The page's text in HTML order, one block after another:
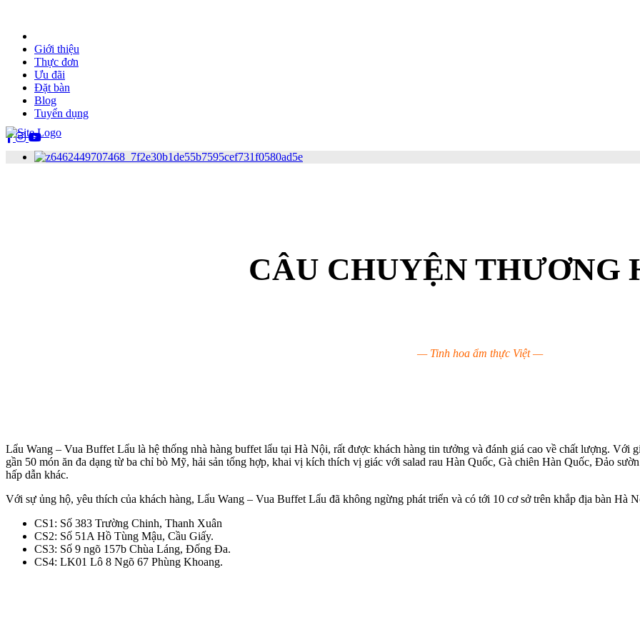
Giới thiệu
Thực đơn
Ưu đãi
Đặt bàn
Blog
Tuyển dụng
CÂU CHUYỆN THƯƠNG
— Tinh hoa ẩm thực Việt —
Lẩu Wang – Vua Buffet Lẩu là hệ thống nhà hàng buffet lẩu tại Hà Nội, rất được khách hàng tin tưởng và đánh giá cao về chất lượng. Với
gần 50 món ăn đa dạng từ ba chỉ bò Mỹ, hải sản tổng hợp, khai vị kích thích vị giác với salad rau Hàn Quốc, Gà chiên Hàn Quốc, Đảo
hấp dẫn khác.
Với sự ủng hộ, yêu thích của khách hàng, Lẩu Wang – Vua Buffet Lẩu đã không ngừng phát triển và có tới 10 cơ sở trên khắp địa bàn Hà
CS1: Số 383 Trường Chinh, Thanh Xuân
CS2: Số 51A Hồ Tùng Mậu, Cầu Giấy.
CS3: Số 9 ngõ 157b Chùa Láng, Đống Đa.
CS4: LK01 Lô 8 Ngõ 67 Phùng Khoang.